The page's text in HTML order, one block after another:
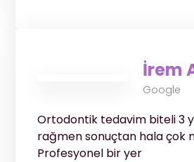
İrem
Google
Ortodontik tedavim biteli 3
rağmen sonuçtan hala çok
Profesyonel bir yer